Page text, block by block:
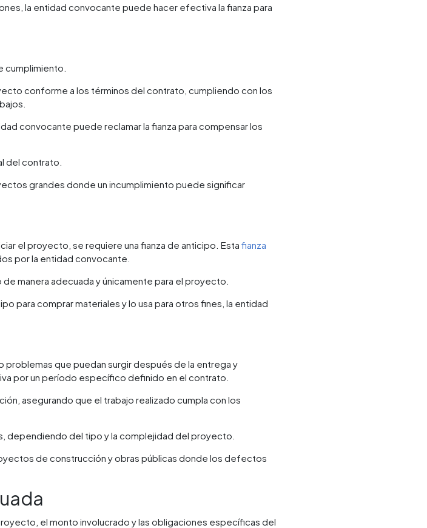
la entidad convocante puede hacer efectiva la fianza para
cumplimiento.
conforme a los términos del contrato, cumpliendo con los
convocante puede reclamar la fianza para compensar los
del contrato.
grandes donde un incumplimiento puede significar
el proyecto, se requiere una fianza de anticipo. Estafianza
por la entidad convocante.
manera adecuada y únicamente para el proyecto.
para comprar materiales y lo usa para otros fines, la entidad
que puedan surgir después de la entrega y
por un período específico definido en el contrato.
asegurando que el trabajo realizado cumpla con los
dependiendo del tipo y la complejidad del proyecto.
de construcción y obras públicas donde los defectos
el monto involucrado y las obligaciones específicas del